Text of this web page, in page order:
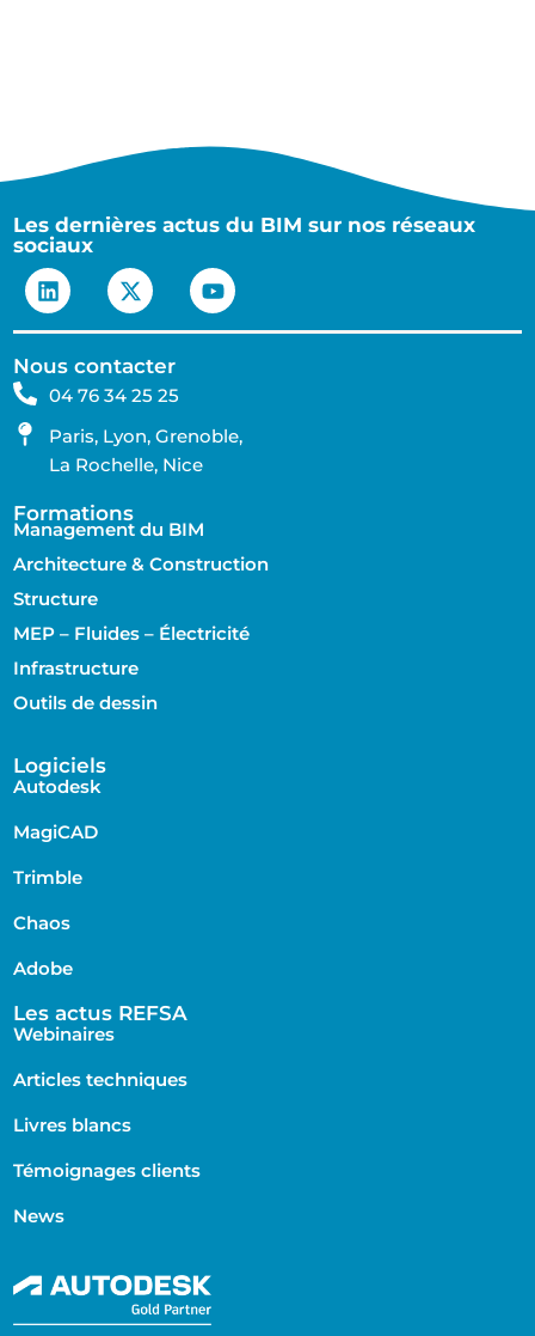
Les dernières actus du BIM sur nos réseaux
sociaux
Nous contacter
04 76 34 25 25
Paris, Lyon, Grenoble,
La Rochelle, Nice
Formations
Management du BIM
Architecture & Construction
Structure
MEP – Fluides – Électricité
Infrastructure
Outils de dessin
Logiciels
Autodesk
MagiCAD
Trimble
Chaos
Adobe
Les actus REFSA
Webinaires
Articles techniques
Livres blancs
Témoignages clients
News